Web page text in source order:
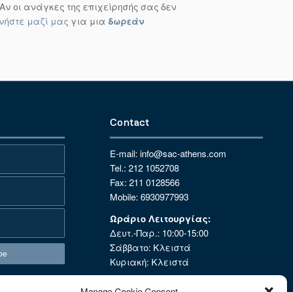
οι ανάγκες της επιχείρησής σας δεν
μαζί μας για μιαδωρεάν
Contact
E-mail: info@sac-athens.com
Tel.: 212 1052708
Fax: 211 0128566
Mobile: 6930977993
Ωράριο Λειτουργίας:
Δευτ.-Παρ.: 10:00-15:00
Σάββατο: Κλειστά
Κυριακή: Κλειστά